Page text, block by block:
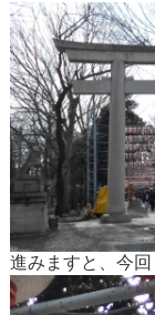
進みますと、今回